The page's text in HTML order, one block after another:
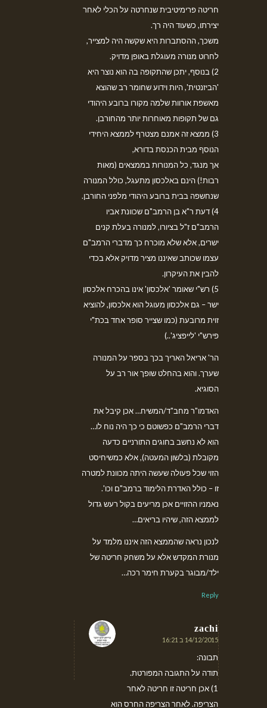
חריטה פרימיטיבית שנחרטה על הכלי לאחר
יצירתו, כשעוד היה רך.
משכך, ההסתברות היא שקשה היה למצייר,
לחרוט מנורה מעוגלת באופן מדויק.
2) בנוסף, יתכן שהתקופה בה הוא נוצר היא
'הביזנטית', היות וידוע שחומר רב שהוצא
מאשפת אורוות שלמה מקורו ברובע היהודי
גם של תקופות מאוחרות יותר מהחורבן.
3) ממצא זה אמנם מצטרף לממצא היחידי
הנוסף מבית הכנסת בדורא,
אך מנגד, כל המנורות בממצאים (מאות
רבות!) הינם באלכסון מתעגל, כולל המנורה
שנחשפה בבית ברובע היהודי מלפני החורבן.
4) דעת ר"א בן הרמב"ם שכוונת אביו
הרמב"ם ז"ל בציורו, למנורה בעלת קנים
ישרים, אלא שלא מוכרח כך מדברי הרמב"ם
עצמו שכותב שאיננו מציר מדויק אלא בכדי
להבין את העיקרון.
5) רש"י שאומר 'אלכסון' אינו בהכרח אלכסון
ישר – גם אלכסון מעוגל הוא אלכסון, להוציא
זוית מרובעת (כמו שצייר סופר אחד בכת"י
פירש"י 'לייפציג'..)
הר' אריאל האריך בכך בספר על המנורה
שערך. והוא בהחלט שופך אור רב על
הסוגיא.
האדמו"ר מחב"ד/המשיח… אכן קיבל את
דברי הרמב"ם כפשוטם כי כך היה נוח לו…
הוא לא נחשב בחוגים התורניים כדעה
מקובלת (בלשון המעטה), אלא כמשיחיסט
הזוי שכל פעולה שעשה היתה מכוונת למטרה
זו – כולל האדרת הלימוד ברמב"ם וכו'.
נאמניו ההזויים אכן מריעים בקול רעש גדול
לממצא הזה, שיהיו בריאים…
לנכון נראה שהממצא הזה איננו מלמד על
מנורת המקדש אלא על משחק חריטה של
ילד/מבוגר בקערת חימר רכה…
Reply
zachi
אומר:
14/12/2015 ב 16:21
תבונה:
תודה על התגובה המפורטת.
1) אכן חריטה זו חריטה לאחר
הצריפה. לאחר הצריפה החרס הוא